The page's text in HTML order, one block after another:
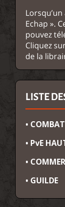
Echap ».
pouvez
Cliquez
de la
LISTE
• COMBAT
• PvE
•
• GUILDE